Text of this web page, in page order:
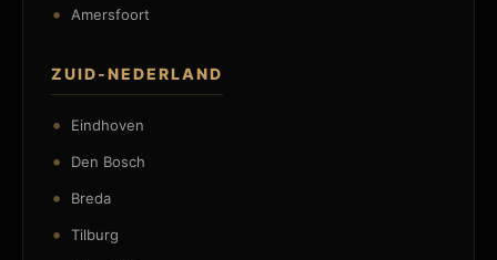
Amersfoort
ZUID-NEDERLAND
Eindhoven
Den Bosch
Breda
Tilburg